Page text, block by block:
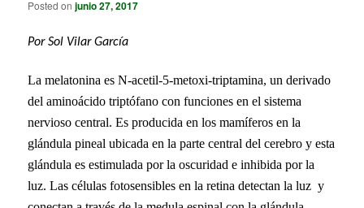
Posted onjunio 27, 2017
Por Sol Vilar García
La melatonina es N-acetil-5-metoxi-triptamina, un derivado
del aminoácido triptófano con funciones en el sistema
nervioso central. Es producida en los mamíferos en la
glándula pineal ubicada en la parte central del cerebro y esta
glándula es estimulada por la oscuridad e inhibida por la
luz. Las células fotosensibles en la retina detectan la luz y